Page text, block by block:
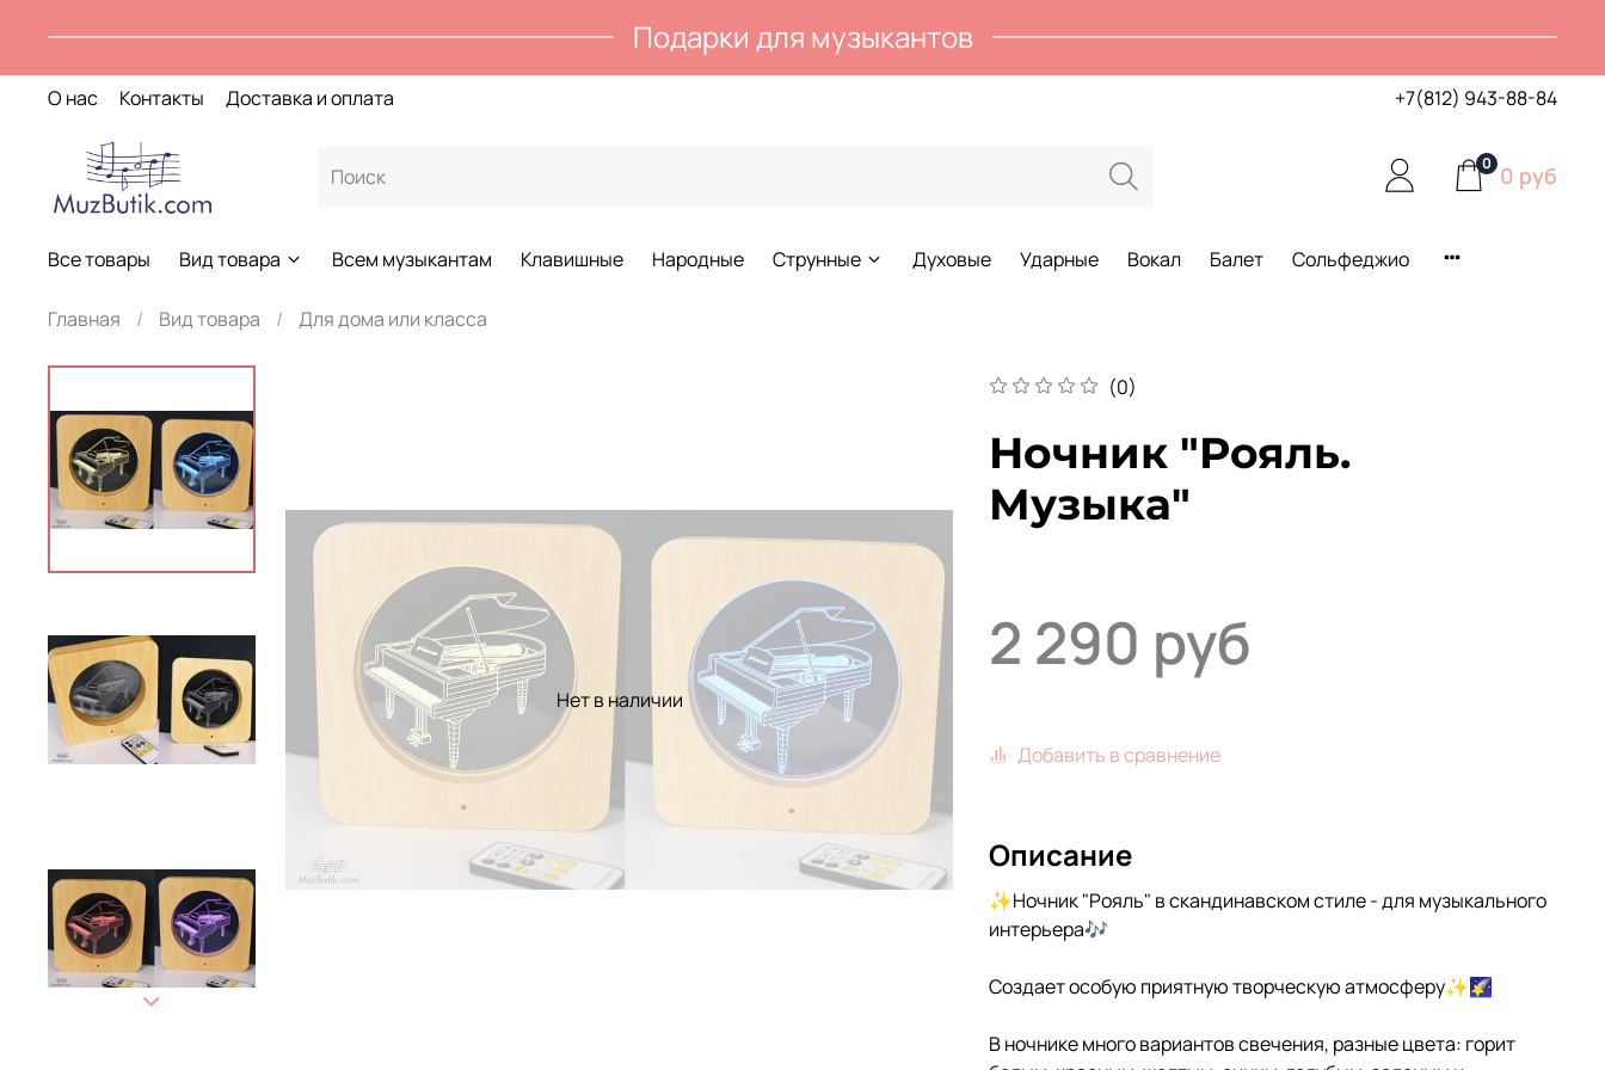
Подарки для музыкантов
О нас Контакты Доставка и оплата +7(812) 943-88-84
0 0 руб
Все товары Вид товара Всем музыкантам Клавишные Народные Струнные Духовые Ударные Вокал Балет Сольфеджио
Главная Вид товара Для дома или класса
Нет в наличии
(0)
Ночник "Рояль.
Музыка"
2 290 руб
Добавить в сравнение
Описание
✨Ночник "Рояль" в скандинавском стиле - для музыкального
интерьера🎶
Создает особую приятную творческую атмосферу✨🌠
В ночнике много вариантов свечения, разные цвета: горит